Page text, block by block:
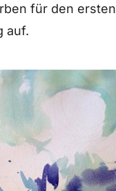
für den ersten
auf.